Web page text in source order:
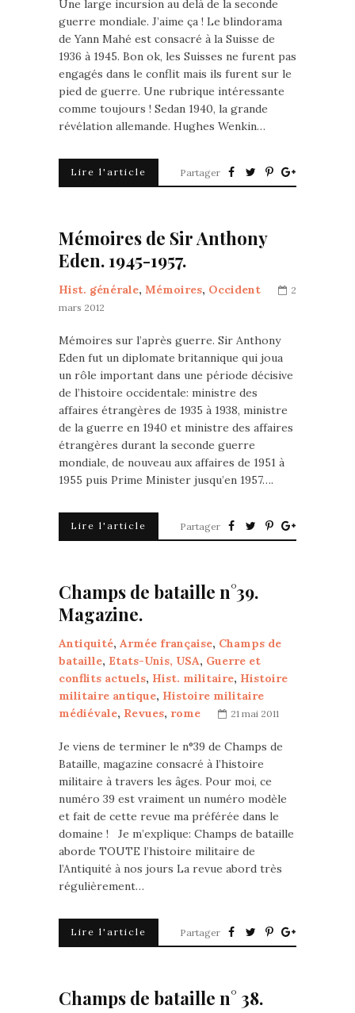
Une large incursion au delà de la seconde
guerre mondiale. J’aime ça ! Le blindorama
de Yann Mahé est consacré à la Suisse de
1936 à 1945. Bon ok, les Suisses ne furent pas
engagés dans le conflit mais ils furent sur le
pied de guerre. Une rubrique intéressante
comme toujours ! Sedan 1940, la grande
révélation allemande. Hughes Wenkin…
Lire l'article Partager
Mémoires de Sir Anthony
Eden. 1945-1957.
Hist. générale, Mémoires, Occident
2
mars 2012
Mémoires sur l’après guerre. Sir Anthony
Eden fut un diplomate britannique qui joua
un rôle important dans une période décisive
de l’histoire occidentale: ministre des
affaires étrangères de 1935 à 1938, ministre
de la guerre en 1940 et ministre des affaires
étrangères durant la seconde guerre
mondiale, de nouveau aux affaires de 1951 à
1955 puis Prime Minister jusqu’en 1957….
Lire l'article Partager
Champs de bataille n°39.
Magazine.
Antiquité, Armée française, Champs de
bataille, Etats-Unis, USA, Guerre et
conflits actuels, Hist. militaire, Histoire
militaire antique, Histoire militaire
médiévale, Revues, rome 21 mai 2011
Je viens de terminer le n°39 de Champs de
Bataille, magazine consacré à l’histoire
militaire à travers les âges. Pour moi, ce
numéro 39 est vraiment un numéro modèle
et fait de cette revue ma préférée dans le
domaine ! Je m’explique: Champs de bataille
aborde TOUTE l’histoire militaire de
l’Antiquité à nos jours La revue abord très
régulièrement…
Lire l'article Partager
Champs de bataille n° 38.